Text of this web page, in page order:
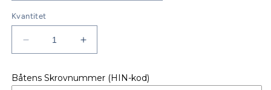
Kvantitet
Minska
kvantitet
AKTERKAPELL
Öka
kvantitet
AKTERKAPELL
Båtens Skrovnummer (HIN-kod)